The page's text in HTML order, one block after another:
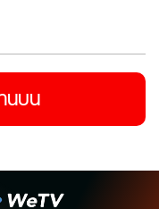
นบน